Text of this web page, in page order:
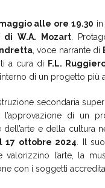
alle ore 19.30
di W.A. Mozart.
, voce narrante di
a cura di F.L.
di un progetto più
secondaria
l’approvazione di un
dell’arte e della cultura
17 ottobre 2024 . Il
valorizzino l’arte, la
con i soggetti